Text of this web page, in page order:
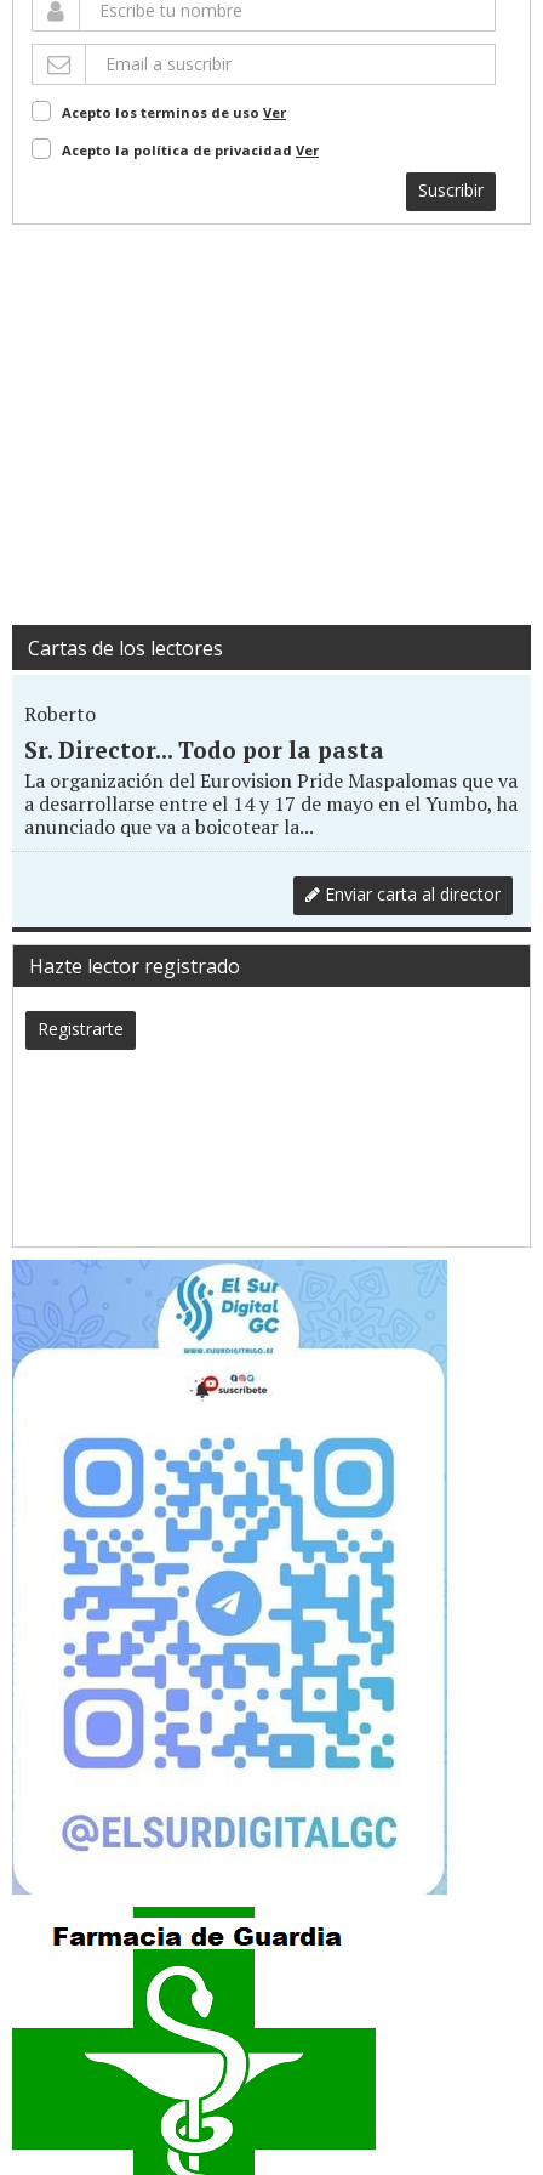
Acepto los terminos de uso Ver
Acepto la política de privacidad Ver
Suscribir
Cartas de los lectores
Roberto
Sr. Director... Todo por la pasta
La organización del Eurovision Pride Maspalomas que va
a desarrollarse entre el 14 y 17 de mayo en el Yumbo, ha
anunciado que va a boicotear la...
Enviar carta al director
Hazte lector registrado
Registrarte